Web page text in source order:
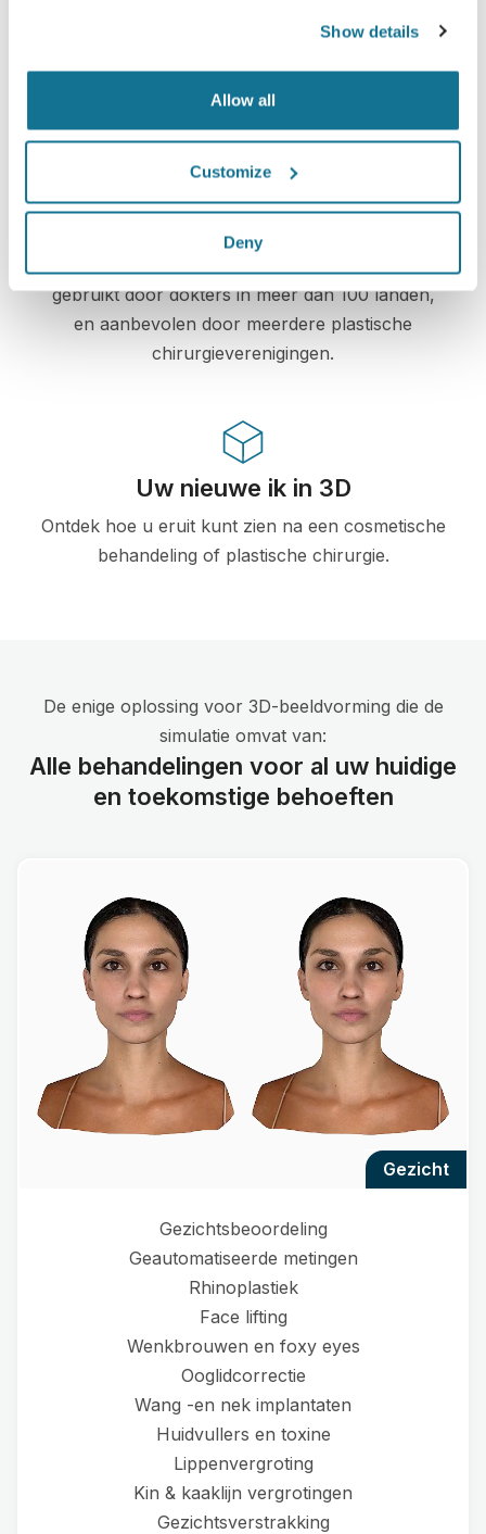
Show details
Allow all
Customize
Deny
Onze servers zijn volledig versleuteld, uw
High-Tech
De eerste online 3D simulatie voor plastische
gebruikt door dokters in meer dan 100 landen,
en aanbevolen door meerdere plastische
chirurgieverenigingen.
Uw nieuwe ik in 3D
Ontdek hoe u eruit kunt zien na een cosmetische
behandeling of plastische chirurgie.
De enige oplossing voor 3D-beeldvorming die de
simulatie omvat van:
Alle behandelingen voor al uw huidige
en toekomstige behoeften
gezicht
Gezichtsbeoordeling
Geautomatiseerde metingen
Rhinoplastiek
Face lifting
Wenkbrouwen en foxy eyes
Ooglidcorrectie
Wang -en nek implantaten
Huidvullers en toxine
Lippenvergroting
Kin & kaaklijn vergrotingen
Gezichtsverstrakking